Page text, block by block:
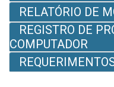
RELATÓRIO DE
REGISTRO DE
COMPUTADOR